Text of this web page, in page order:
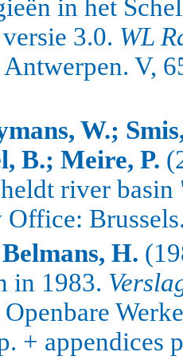
in het
3.0. WL
V,
W.;
B.; Meire, P.
river
Office:
H.
in 1983.
+ appendices